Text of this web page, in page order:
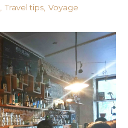
Travel tips Voyage